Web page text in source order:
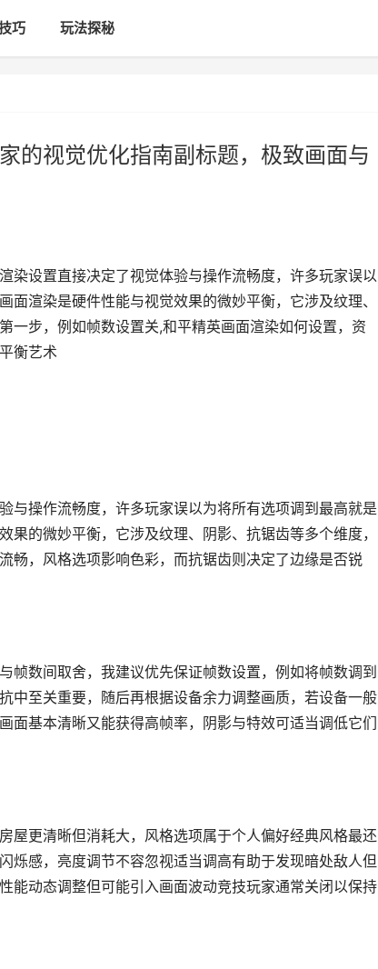
巧 玩法探秘
的视觉优化指南副标题，极致画面与
染设置直接决定了视觉体验与操作流畅度，许多玩家误以
渲染是硬件性能与视觉效果的微妙平衡，它涉及纹理、
一步，例如帧数设置关,和平精英画面渲染如何设置，资
衡艺术
与操作流畅度，许多玩家误以为将所有选项调到最高就是
的微妙平衡，它涉及纹理、阴影、抗锯齿等多个维度，
畅，风格选项影响色彩，而抗锯齿则决定了边缘是否锐
帧数间取舍，我建议优先保证帧数设置，例如将帧数调到
中至关重要，随后再根据设备余力调整画质，若设备一般
面基本清晰又能获得高帧率，阴影与特效可适当调低它们
屋更清晰但消耗大，风格选项属于个人偏好经典风格最还
烁感，亮度调节不容忽视适当调高有助于发现暗处敌人但
能动态调整但可能引入画面波动竞技玩家通常关闭以保持